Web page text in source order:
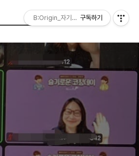
B:Origin_자기다움을 디자인합니다
구독하기